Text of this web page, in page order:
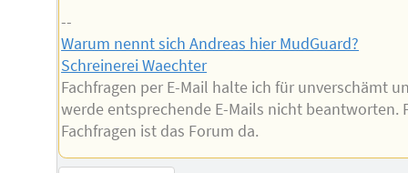
--
Warum nennt sich Andreas hier MudGuard?
Schreinerei Waechter
Fachfragen per E-Mail halte ich für unverschämt
werde entsprechende E-Mails nicht beantworten.
Fachfragen ist das Forum da.